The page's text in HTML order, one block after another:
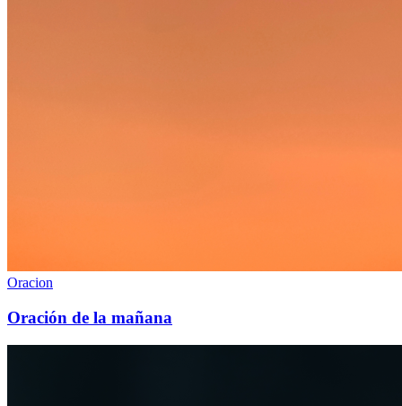
Oracion
Oración de la mañana